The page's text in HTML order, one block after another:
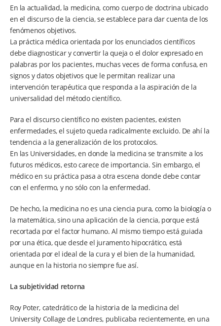
En la actualidad, la medicina, como cuerpo de doctrina ubicado
en el discurso de la ciencia, se establece para dar cuenta de los
fenómenos objetivos.
La práctica médica orientada por los enunciados científicos
debe diagnosticar y convertir la queja o el dolor expresado en
palabras por los pacientes, muchas veces de forma confusa, en
signos y datos objetivos que le permitan realizar una
intervención terapéutica que responda a la aspiración de la
universalidad del método científico.
Para el discurso científico no existen pacientes, existen
enfermedades, el sujeto queda radicalmente excluido. De ahí la
tendencia a la generalización de los protocolos.
En las Universidades, en donde la medicina se transmite a los
futuros médicos, esto carece de importancia. Sin embargo, el
médico en su práctica pasa a otra escena donde debe contar
con el enfermo, y no sólo con la enfermedad.
De hecho, la medicina no es una ciencia pura, como la biología o
la matemática, sino una aplicación de la ciencia, porque está
recortada por el factor humano. Al mismo tiempo está guiada
por una ética, que desde el juramento hipocrático, está
orientada por el ideal de la cura y el bien de la humanidad,
aunque en la historia no siempre fue así.
La subjetividad retorna
Roy Poter, catedrático de la historia de la medicina del
University Collage de Londres, publicaba recientemente, en una